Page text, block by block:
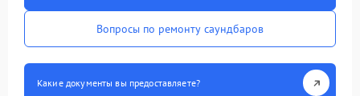
Вопросы по ремонту саундбаров
Какие документы вы предоставляете?